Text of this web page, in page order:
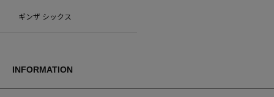
ギンザ シックス
INFORMATION